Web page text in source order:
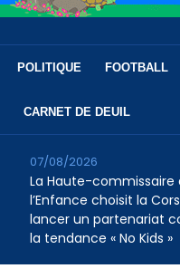
POLITIQUE FOOTBALL
CARNET DE DEUIL
La Haute-commissaire
l’Enfance choisit la
lancer un partenariat
la tendance « No Kids »
07/08/2026